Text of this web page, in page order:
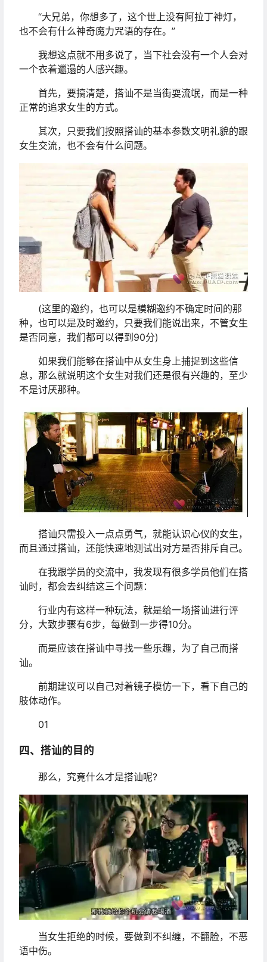
“大兄弟，你想多了，这个世上没有阿拉丁神灯，
也不会有什么神奇魔力咒语的存在。”
我想这点就不用多说了，当下社会没有一个人会对
一个衣着邋遢的人感兴趣。
首先，要搞清楚，搭讪不是当街耍流氓，而是一种
正常的追求女生的方式。
其次，只要我们按照搭讪的基本参数文明礼貌的跟
女生交流，也不会有什么问题。
(这里的邀约，也可以是模糊邀约不确定时间的那
种，也可以是及时邀约，只要我们能说出来，不管女生
是否同意，我们都可以得到90分)
如果我们能够在搭讪中从女生身上捕捉到这些信
息，那么就说明这个女生对我们还是很有兴趣的，至少
不是讨厌那种。
搭讪只需投入一点点勇气，就能认识心仪的女生，
而且通过搭讪，还能快速地测试出对方是否排斥自己。
在我跟学员的交流中，我发现有很多学员他们在搭
讪时，都会去纠结这三个问题：
行业内有这样一种玩法，就是给一场搭讪进行评
分，大致步骤有6步，每做到一步得10分。
而是应该在搭讪中寻找一些乐趣，为了自己而搭
讪。
前期建议可以自己对着镜子模仿一下，看下自己的
肢体动作。
01
四、搭讪的目的
那么，究竟什么才是搭讪呢?
当女生拒绝的时候，要做到不纠缠，不翻脸，不恶
语中伤。